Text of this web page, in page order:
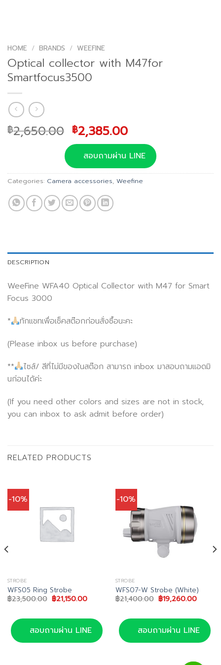
HOME / BRANDS / WEEFINE
Optical collector with M47for
Smartfocus3500
฿2,650.00 Original
price
was:
฿2,650.00.
฿2,385.00Current
price
is:
฿2,385.00.
สอบถามผ่าน LINE
Categories: Camera accessories, Weefine
DESCRIPTION
WeeFine WFA40 Optical Collector with M47 for Smart
Focus 3000
*
ทักแชทเพื่อเช็คสต๊อกก่อนสั่งซื้อนะคะ
(Please inbox us before purchase)
**
ไซส์/ สีที่ไม่มีของในสต๊อก สามารถ inbox มาสอบถามแอดมิ
นก่อนได้ค่ะ
(If you need other colors and sizes are not in stock,
you can inbox to ask admit before order)
RELATED PRODUCTS
-10%
STROBE
WFS05 Ring Strobe
฿23,500.00 Original
price
฿23,500.00.
฿21,150.00Current
฿21,150.00.
สอบถามผ่าน LINE
-10%
STROBE
WFS07-W Strobe (White)
฿21,400.00 Original
price
฿21,400.00.
฿19,260.00Current
฿
สอบถามผ่าน LINE